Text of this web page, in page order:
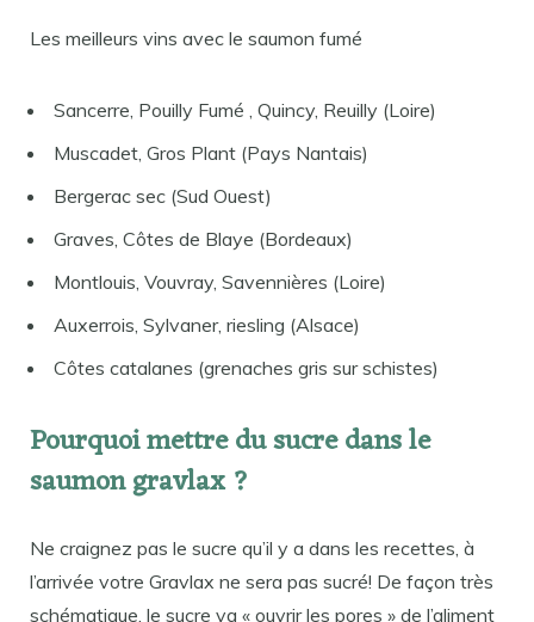
Les meilleurs vins avec le saumon fumé
Sancerre, Pouilly Fumé , Quincy, Reuilly (Loire)
Muscadet, Gros Plant (Pays Nantais)
Bergerac sec (Sud Ouest)
Graves, Côtes de Blaye (Bordeaux)
Montlouis, Vouvray, Savennières (Loire)
Auxerrois, Sylvaner, riesling (Alsace)
Côtes catalanes (grenaches gris sur schistes)
Pourquoi mettre du sucre dans le
saumon gravlax ?
Ne craignez pas le sucre qu’il y a dans les recettes, à
l’arrivée votre Gravlax ne sera pas sucré! De façon très
schématique, le sucre va « ouvrir les pores » de l’aliment